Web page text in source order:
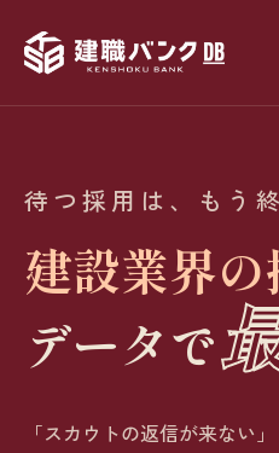
待つ採用は、もう
建設業界
データで
「スカウトの返信が来ない